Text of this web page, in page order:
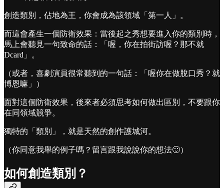
創造類別，佔地為王，你會成為該領域「第一人」。
而這會產生一個防衛效果：當後起之秀想要進入你的類別時，
馬上會聽見一句致命的話：「喔，你在拍街訪喔？那不就
Dcard」。
（或者，喜劇演員很常聽到的一句話：「喔你在做脫口秀？就
博恩嘛」）
面對這個防衛效果，後來者必須思考如何做出區別，不要跟你
在同領域競爭。
獨特的「類別」，就是天然的創作護城河。
（你同意我舉的例子嗎？留言跟我說說你的想法🙂）
如何創造類別？